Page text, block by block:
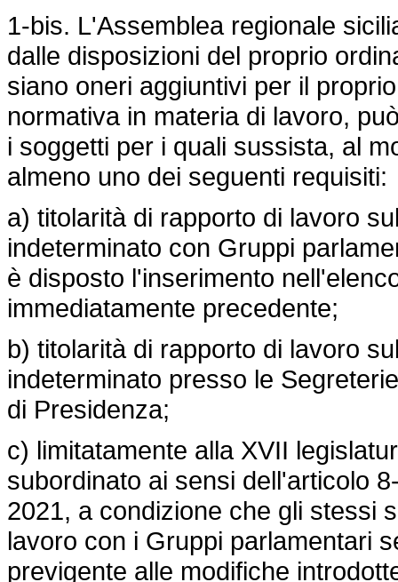
1-bis. L'Assemblea regionale
dalle disposizioni del proprio
siano oneri aggiuntivi per il
normativa in materia di lavoro,
i soggetti per i quali sussista, al
almeno uno dei seguenti requisiti:
a) titolarità di rapporto di lavoro
indeterminato con Gruppi
è disposto l'inserimento
immediatamente precedente;
b) titolarità di rapporto di lavoro
indeterminato presso le
di Presidenza;
c) limitatamente alla XVII
subordinato ai sensi dell'articolo
2021, a condizione che gli stessi
lavoro con i Gruppi parlamentari
previgente alle modifiche